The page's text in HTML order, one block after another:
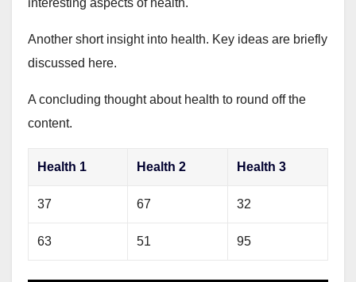
interesting aspects of health.
Another short insight into health. Key ideas are briefly
discussed here.
A concluding thought about health to round off the
content.
Health 1 Health 2 Health 3
37 67 32
63 51 95